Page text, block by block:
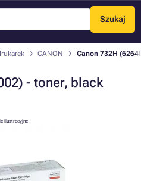
Szukaj
Menu
CANON Canon 732H
- toner, black
ilustracyjne